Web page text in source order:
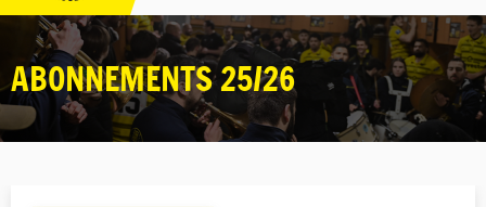
ABONNEMENTS 25/26